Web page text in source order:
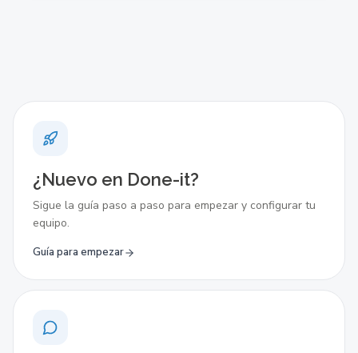
¿Nuevo en Done-it?
Sigue la guía paso a paso para empezar y configurar tu
equipo.
Guía para empezar